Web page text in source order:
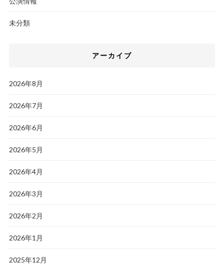
未分類
アーカイブ
2026年8月
2026年7月
2026年6月
2026年5月
2026年4月
2026年3月
2026年2月
2026年1月
2025年12月